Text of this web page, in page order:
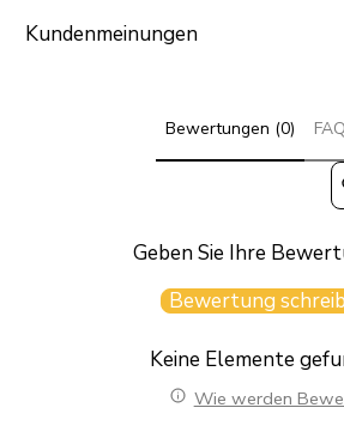
Kundenmeinungen
Bewertungen (0)
Geben Sie Ihre
Bewertung
Keine Elemente
Wie werden